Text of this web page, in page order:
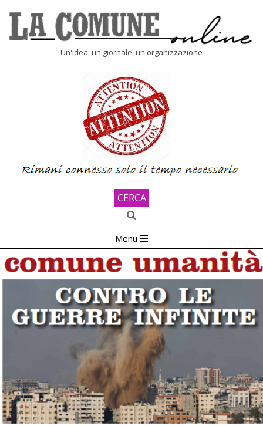
content
Un'idea, un giornale, un'organizzazione
CERCA
Search
Navigation
Menu
Menu